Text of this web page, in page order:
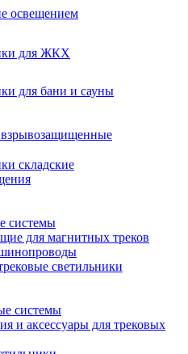
освещением
для ЖКХ
для бани и сауны
складские
системы
для магнитных треков
светильники
системы
и аксессуары для трековых